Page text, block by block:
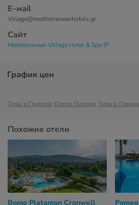
Е-маil
Village@mediterraneanhotels.gr
Сайт
Mediterranean Village Hotel & Spa 5*
График цен
Туры в Пиерию Отели Пиерии Туры в
Похожие отели
Bomo Platamon Cronwell